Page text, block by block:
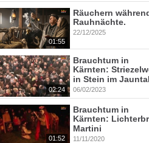
01:55
Räuchern
Rauhnächte.
22/12/2025
02:24
Brauchtum in
Kärnten:
in Stein im Jauntal
06/02/2023
01:52
Brauchtum in
Kärnten:
Martini
11/11/2020